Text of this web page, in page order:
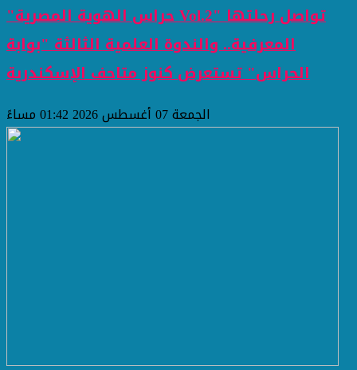
"حراس الهوية المصرية Vol.2" تواصل رحلتها
المعرفية.. والندوة العلمية الثالثة "بوابة
الحراس" تستعرض كنوز متاحف الإسكندرية
الجمعة 07 أغسطس 2026 01:42 مساءً